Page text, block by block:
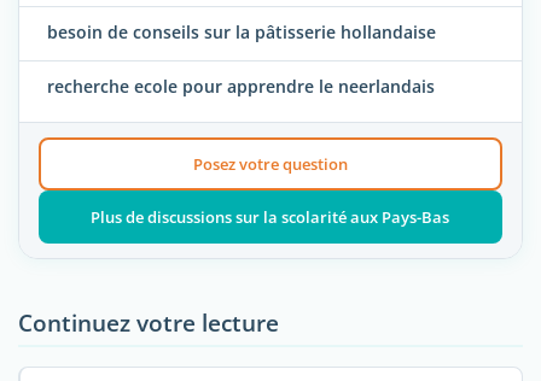
besoin de conseils sur la pâtisserie hollandaise
recherche ecole pour apprendre le neerlandais
Posez votre question
Plus de discussions sur la scolarité aux Pays-Bas
Continuez votre lecture